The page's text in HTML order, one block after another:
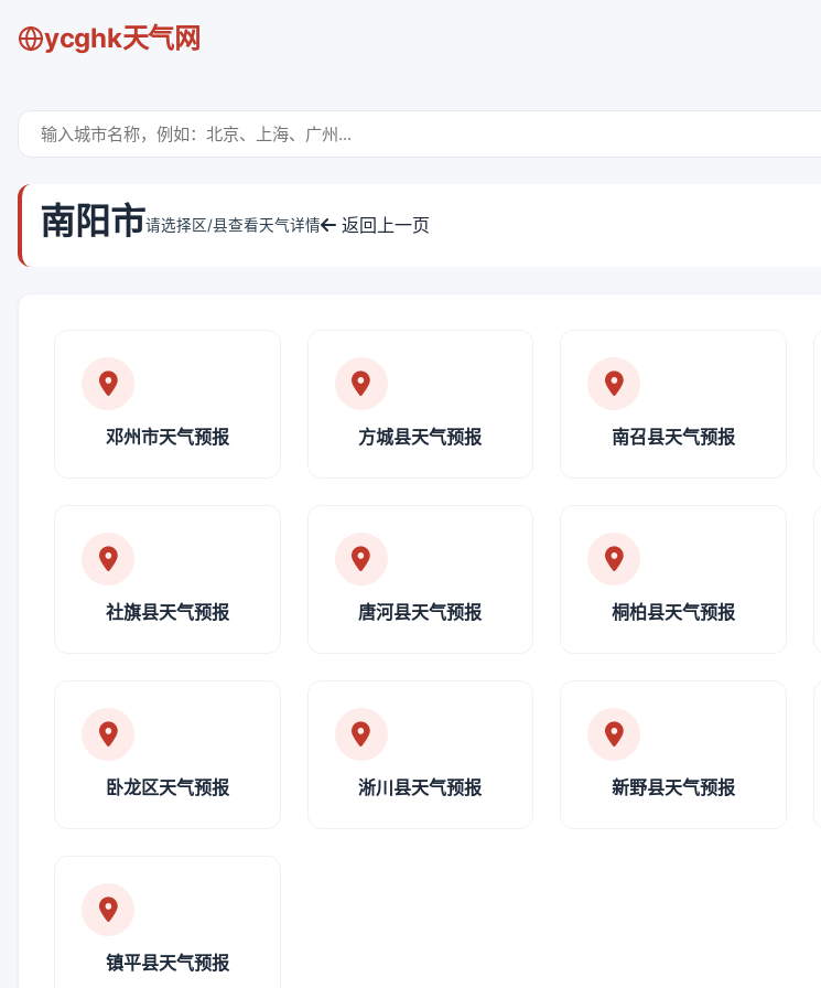
ycghk天气网
南阳市请选择区/县查看天气详情 返回上一页
邓州市天气预报 方城县天气预报 南召县天气预报
社旗县天气预报 唐河县天气预报 桐柏县天气预报
卧龙区天气预报 淅川县天气预报 新野县天气预报
镇平县天气预报